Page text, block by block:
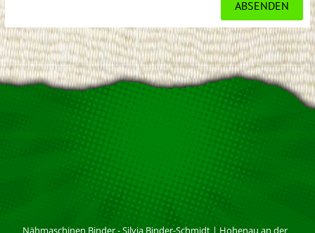
Nähmaschinen Binder - Silvia Binder-Schmidt | Hohenau an der